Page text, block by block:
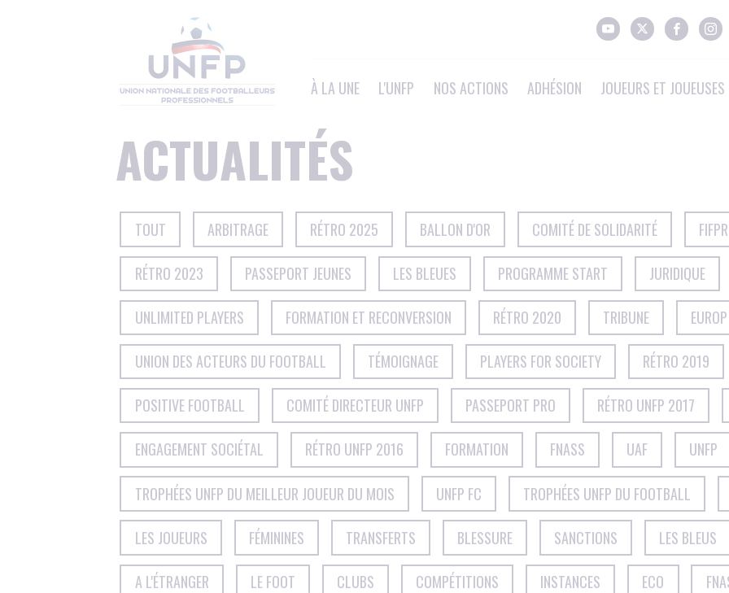
À LA UNE L'UNFP NOS ACTIONS ADHÉSION JOUEURS ET
ACTUALITÉS
TOUT ARBITRAGE RÉTRO 2025 BALLON D'OR COMITÉ DE SOLIDARITÉ
RÉTRO 2023 PASSEPORT JEUNES LES BLEUES PROGRAMME START JURIDIQUE
UNLIMITED PLAYERS FORMATION ET RECONVERSION RÉTRO 2020 TRIBUNE
UNION DES ACTEURS DU FOOTBALL TÉMOIGNAGE PLAYERS FOR SOCIETY RÉTRO 2019
POSITIVE FOOTBALL COMITÉ DIRECTEUR UNFP PASSEPORT PRO RÉTRO UNFP 2017
ENGAGEMENT SOCIÉTAL RÉTRO UNFP 2016 FORMATION FNASS UAF UNFP
TROPHÉES UNFP DU MEILLEUR JOUEUR DU MOIS UNFP FC TROPHÉES UNFP DU FOOTBALL
LES JOUEURS FÉMININES TRANSFERTS BLESSURE SANCTIONS LES BLEUS
A L'ÉTRANGER LE FOOT CLUBS COMPÉTITIONS INSTANCES ECO